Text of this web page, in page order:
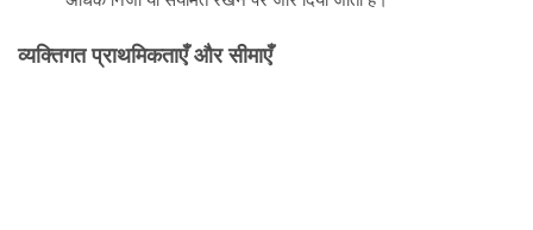
व्यक्तिगत प्राथमिकताएँ और सीमाएँ